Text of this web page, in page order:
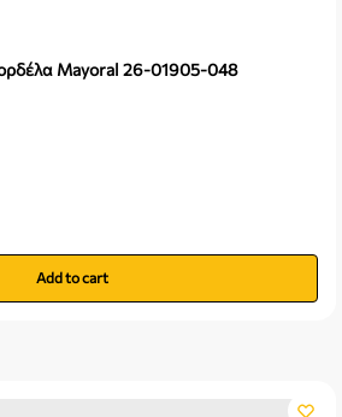
Mayoral 26-01905-048
Add to cart